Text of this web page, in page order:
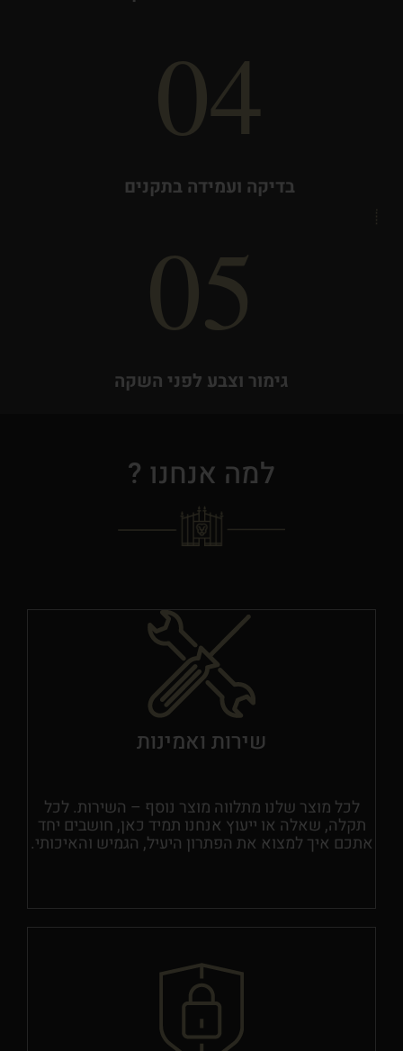
04
בדיקה ועמידה בתקנים
05
גימור וצבע לפני השקה
למה אנחנו ?
שירות ואמינות
לכל מוצר שלנו מתלווה מוצר נוסף – השירות. לכל
תקלה, שאלה או ייעוץ אנחנו תמיד כאן, חושבים יחד
אתכם איך למצוא את הפתרון היעיל, הגמיש והאיכותי.